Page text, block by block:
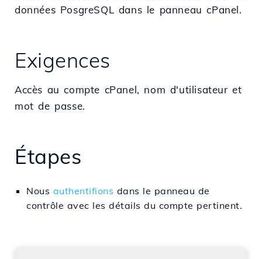
données PosgreSQL dans le panneau cPanel.
Exigences
Accès au compte cPanel, nom d'utilisateur et
mot de passe.
Étapes
Nous authentifions dans le panneau de
contrôle avec les détails du compte pertinent.